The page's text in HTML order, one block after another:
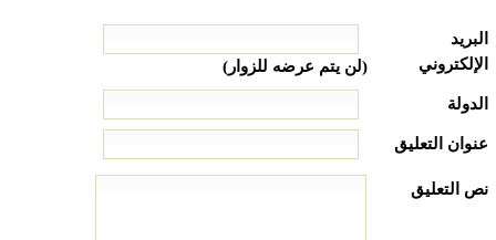
البريد
الإلكتروني
(لن يتم عرضه للزوار)
الدولة
عنوان التعليق
نص التعليق